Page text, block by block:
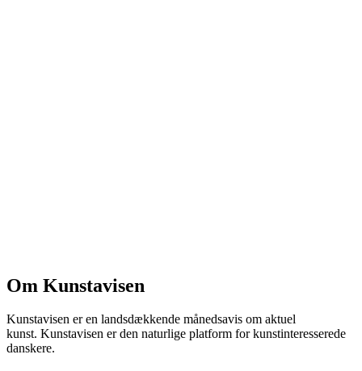
Om Kunstavisen
Kunstavisen er en landsdækkende månedsavis om aktuel
kunst. Kunstavisen er den naturlige platform for kunstinteresserede
danskere.